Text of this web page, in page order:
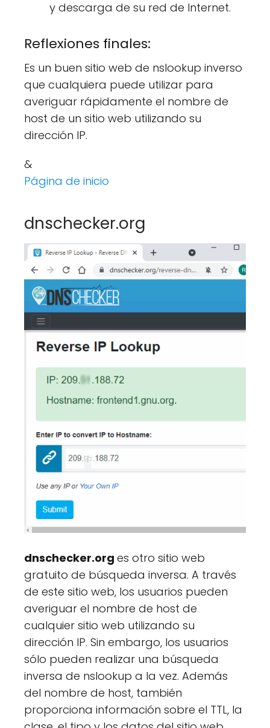
y descarga de su red de Internet.
Reflexiones finales:
Es un buen sitio web de nslookup inverso
que cualquiera puede utilizar para
averiguar rápidamente el nombre de
host de un sitio web utilizando su
dirección IP.
&
Página de inicio
dnschecker.org
dnschecker.org es otro sitio web
gratuito de búsqueda inversa. A través
de este sitio web, los usuarios pueden
averiguar el nombre de host de
cualquier sitio web utilizando su
dirección IP. Sin embargo, los usuarios
sólo pueden realizar una búsqueda
inversa de nslookup a la vez. Además
del nombre de host, también
proporciona información sobre el TTL, la